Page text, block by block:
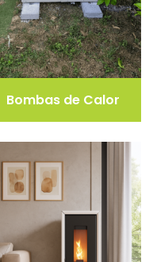
Bombas de Calor